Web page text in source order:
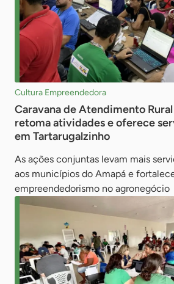
Cultura Empreendedora
Caravana de Atendimento
retoma atividades e oferece
em Tartarugalzinho
As ações conjuntas levam mais
aos municípios do Amapá e
empreendedorismo no agronegócio